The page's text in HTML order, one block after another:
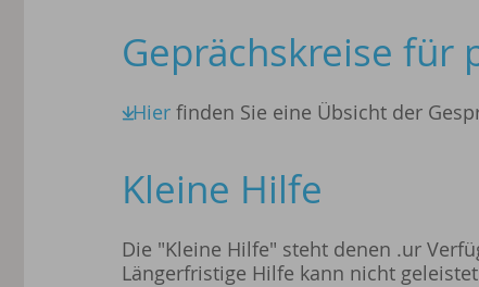
Geprächskreise für
Hier finden Sie eine Übsicht der
Kleine Hilfe
Die "Kleine Hilfe" steht denen .ur
Längerfristige Hilfe kann nicht